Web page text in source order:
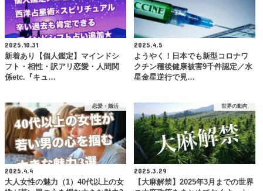
2025.10.31
新着あり【個人鑑定】マインドシ
フト・相性・訳アリ恋愛・人間関
係etc.『キュ…
2025.4.5
ようやく！日本でも新型コロナワ
クチン種後健康被害9千件認定／水
星金星逆行で見…
恋愛・婚活
2025.4.4
大人女性の魅力（1）40代以上の女
世界の動向
2025.3.29
【大麻解禁】2025年3月までの世界